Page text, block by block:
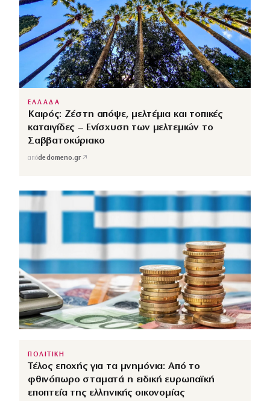
ΕΛΛΑΔΑ
Καιρός: Ζέστη απόψε, μελτέμια και τοπικές
καταιγίδες – Ενίσχυση των μελτεμιών το
Σαββατοκύριακο
απόdedomeno.gr ↗
ΠΟΛΙΤΙΚΗ
Τέλος εποχής για τα μνημόνια: Από το
φθινόπωρο σταματά η ειδική ευρωπαϊκή
εποπτεία της ελληνικής οικονομίας